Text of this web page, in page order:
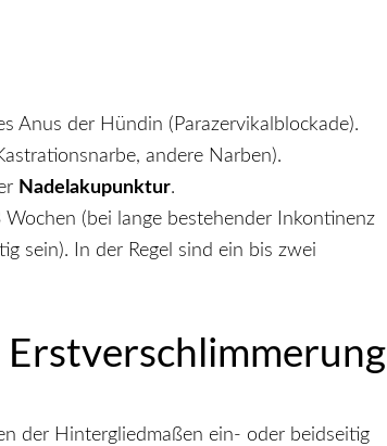
Anus der Hündin (Parazervikalblockade).
andere Narben).
Nadelakupunktur.
(bei lange bestehender Inkontinenz
sein). In der Regel sind ein bis zwei
der Hintergliedmaßen ein- oder beidseitig